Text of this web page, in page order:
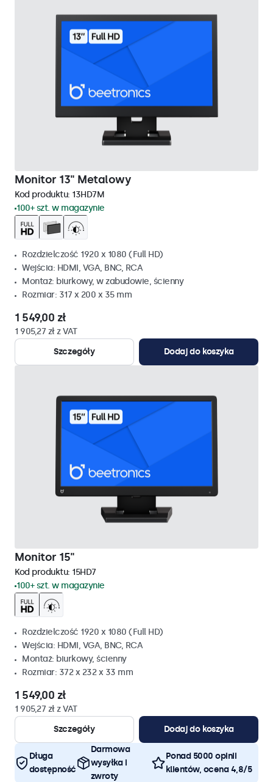
Monitor 13" Metalowy
Kod produktu: 13HD7M
100+ szt. w magazynie
Rozdzielczość 1920 x 1080 (Full HD)
Wejścia: HDMI, VGA, BNC, RCA
Montaż: biurkowy, w zabudowie, ścienny
Rozmiar: 317 x 200 x 35 mm
1 549,00 zł
1 905,27 zł z VAT
Szczegóły
Dodaj do koszyka
Monitor 15"
Kod produktu: 15HD7
100+ szt. w magazynie
Rozdzielczość 1920 x 1080 (Full HD)
Wejścia: HDMI, VGA, BNC, RCA
Montaż: biurkowy, ścienny
Rozmiar: 372 x 232 x 33 mm
1 549,00 zł
1 905,27 zł z VAT
Szczegóły
Dodaj do koszyka
Długa
dostępność
Darmowa
wysyłka i
zwroty
Ponad 5000 opinii
klientów, ocena 4,8/5